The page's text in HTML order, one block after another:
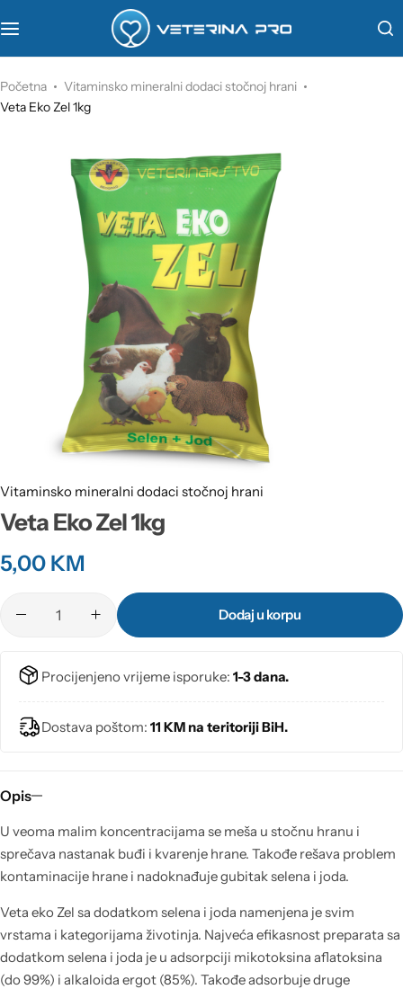
Početna
Vitaminsko mineralni dodaci stočnoj hrani
Veta Eko Zel 1kg
Vitaminsko mineralni dodaci stočnoj hrani
Veta Eko Zel 1kg
5,00 KM
Dodaj u korpu
Procijenjeno vrijeme isporuke: 1-3 dana.
Dostava poštom: 11 KM na teritoriji BiH.
Opis
U veoma malim koncentracijama se meša u stočnu hranu i
sprečava nastanak buđi i kvarenje hrane. Takođe rešava problem
kontaminacije hrane i nadoknađuje gubitak selena i joda.
Veta eko Zel sa dodatkom selena i joda namenjena je svim
vrstama i kategorijama životinja. Najveća efikasnost preparata sa
dodatkom selena i joda je u adsorpciji mikotoksina aflatoksina
(do 99%) i alkaloida ergot (85%). Takođe adsorbuje druge
Veterinarstvo
Farmina